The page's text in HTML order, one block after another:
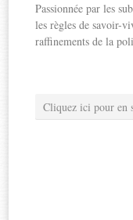
Passionnée par les
les règles de savoir-
raffinements de la
Cliquez ici pour en